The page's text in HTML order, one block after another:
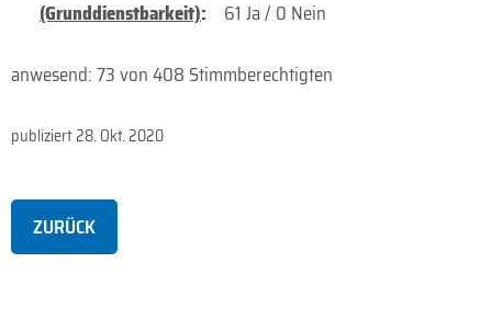
(Grunddienstbarkeit): 61 Ja / 0 Nein
anwesend: 73 von 408 Stimmberechtigten
publiziert28. Okt. 2020
ZURÜCK